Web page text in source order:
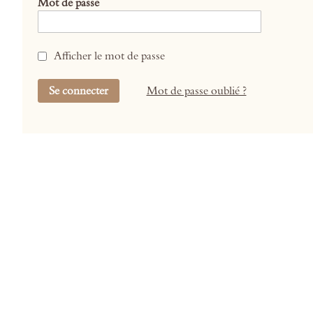
Afficher le mot de passe
Se connecter Mot de passe oublié ?